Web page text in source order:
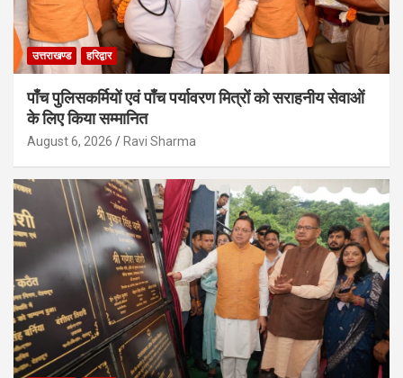
उत्तराखण्ड हरिद्वार
पाँच पुलिसकर्मियों एवं पाँच पर्यावरण मित्रों को सराहनीय सेवाओं
के लिए किया सम्मानित
August 6, 2026 Ravi Sharma